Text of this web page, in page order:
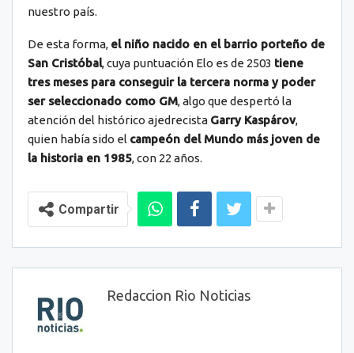
nuestro país.
De esta forma, el niño nacido en el barrio porteño de
San Cristóbal, cuya puntuación Elo es de 2503 tiene
tres meses para conseguir la tercera norma y poder
ser seleccionado como GM, algo que despertó la
atención del histórico ajedrecista Garry Kaspárov,
quien había sido el campeón del Mundo más joven de
la historia en 1985, con 22 años.
Compartir
Redaccion Rio Noticias